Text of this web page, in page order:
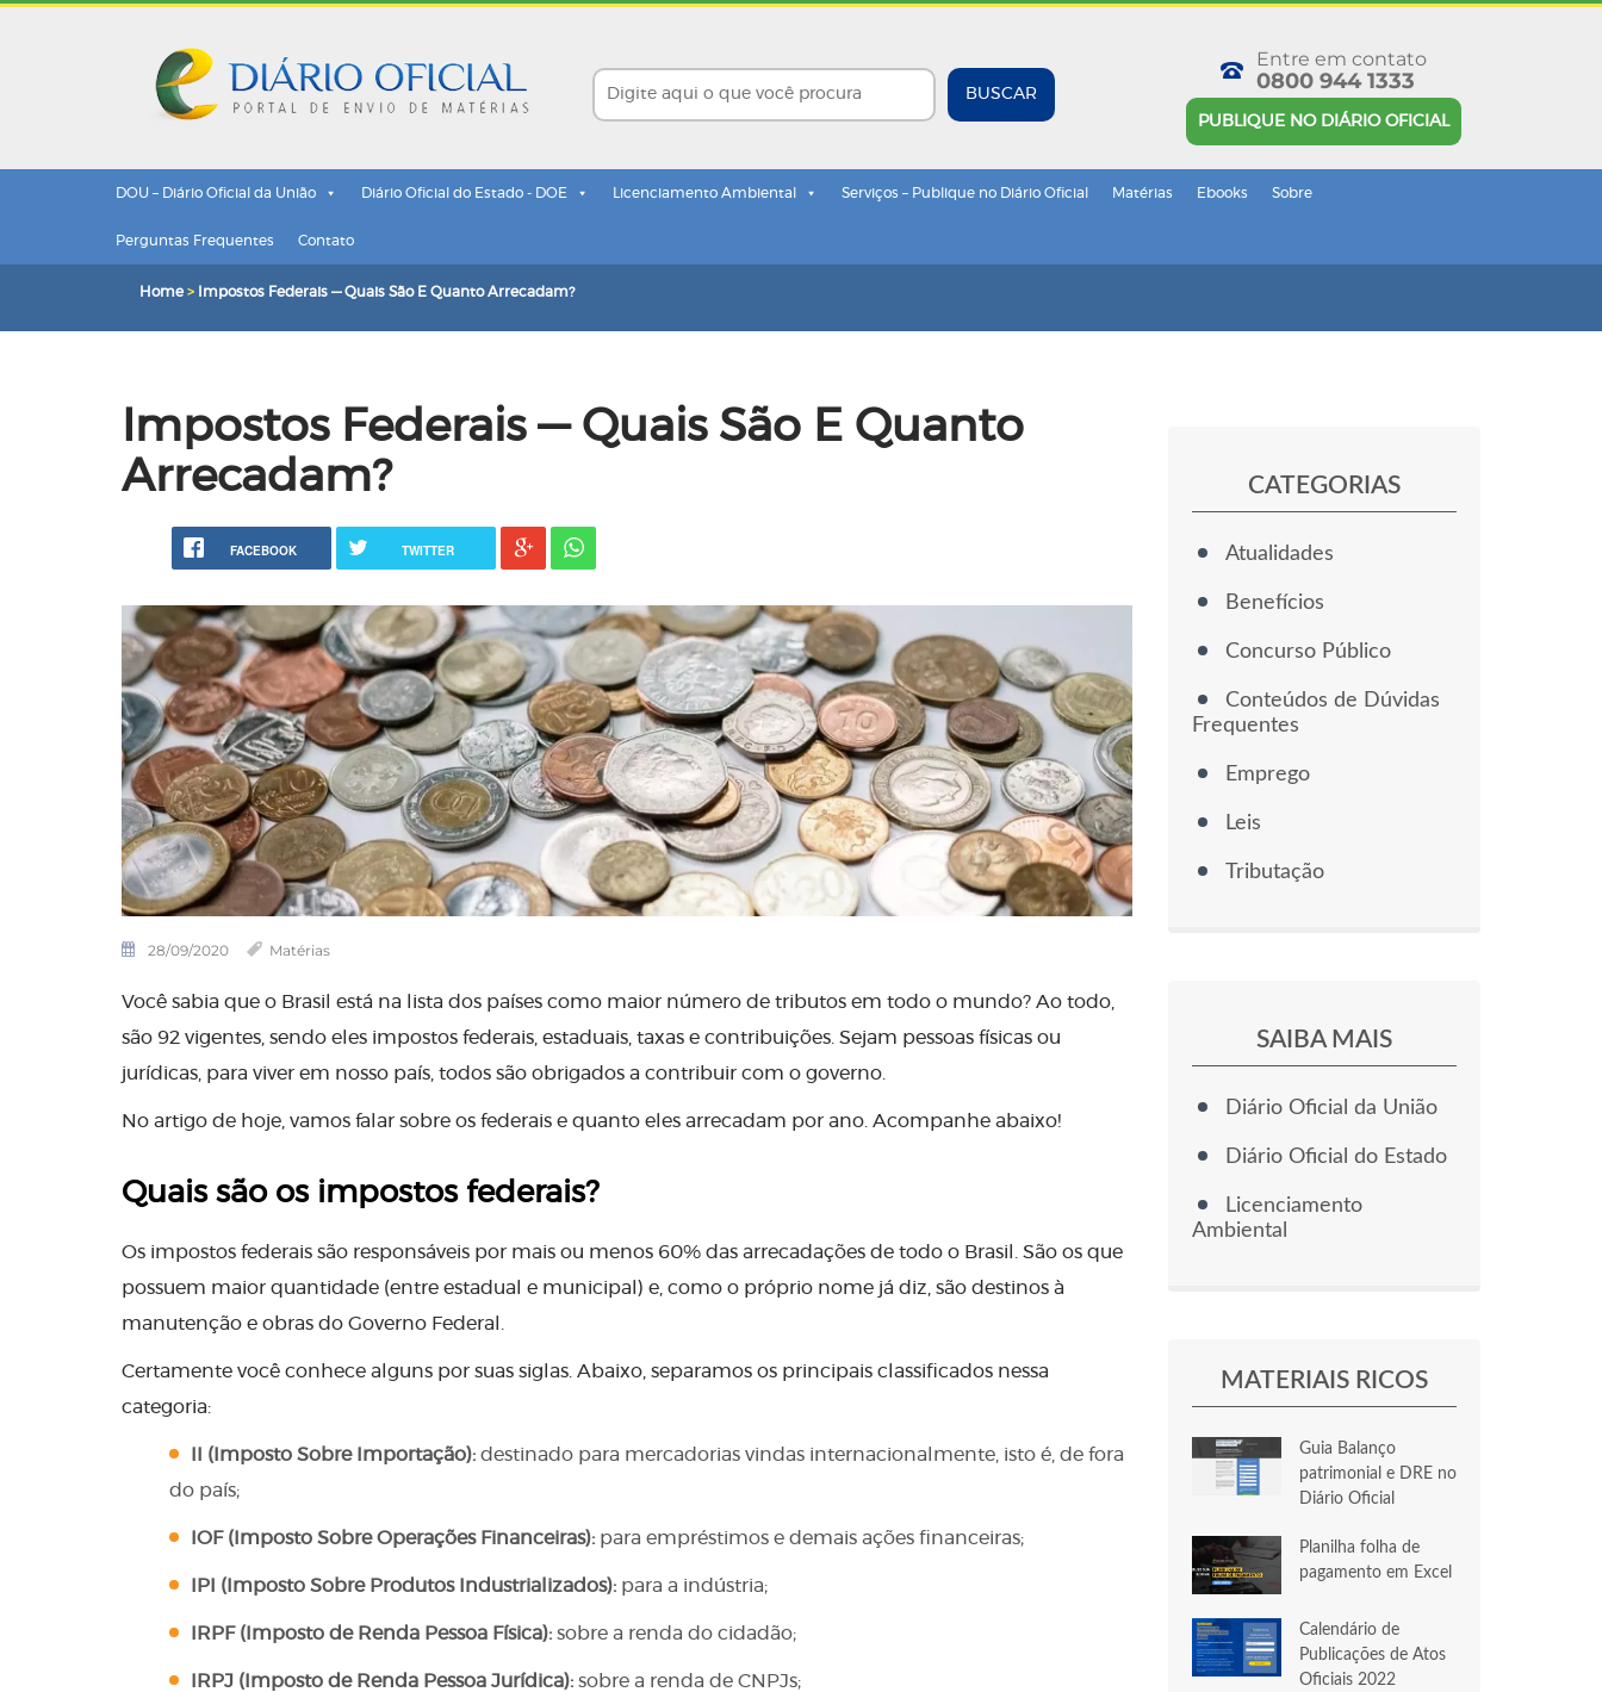
BUSCAR
Entre em contato
0800 944 1333
PUBLIQUE NO DIÁRIO OFICIAL
DOU – Diário Oficial da União Diário Oficial do Estado - DOE Licenciamento Ambiental Serviços – Publique no Diário Oficial Matérias Ebooks Sobre
Perguntas Frequentes Contato
Home > Impostos Federais — Quais São E Quanto Arrecadam?
Impostos Federais — Quais São E Quanto
Arrecadam?
FACEBOOK TWITTER
28/09/2020 Matérias
Você sabia que o Brasil está na lista dos países como maior número de tributos em todo o mundo? Ao todo,
são 92 vigentes, sendo eles impostos federais, estaduais, taxas e contribuições. Sejam pessoas físicas ou
jurídicas, para viver em nosso país, todos são obrigados a contribuir com o governo.
No artigo de hoje, vamos falar sobre os federais e quanto eles arrecadam por ano. Acompanhe abaixo!
Quais são os impostos federais?
Os impostos federais são responsáveis por mais ou menos 60% das arrecadações de todo o Brasil. São os que
possuem maior quantidade (entre estadual e municipal) e, como o próprio nome já diz, são destinos à
manutenção e obras do Governo Federal.
Certamente você conhece alguns por suas siglas. Abaixo, separamos os principais classificados nessa
categoria:
II (Imposto Sobre Importação): destinado para mercadorias vindas internacionalmente, isto é, de fora
do país;
IOF (Imposto Sobre Operações Financeiras): para empréstimos e demais ações financeiras;
IPI (Imposto Sobre Produtos Industrializados): para a indústria;
IRPF (Imposto de Renda Pessoa Física): sobre a renda do cidadão;
IRPJ (Imposto de Renda Pessoa Jurídica): sobre a renda de CNPJs;
CATEGORIAS
Atualidades
Benefícios
Concurso Público
Conteúdos de Dúvidas
Frequentes
Emprego
Leis
Tributação
SAIBA MAIS
Diário Oficial da União
Diário Oficial do Estado
Licenciamento
Ambiental
MATERIAIS RICOS
Guia Balanço
patrimonial e DRE no
Diário Oficial
Planilha folha de
pagamento em Excel
Calendário de
Publicações de Atos
Oficiais 2022